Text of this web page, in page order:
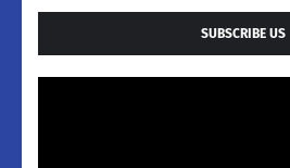
SUBSCRIBE US